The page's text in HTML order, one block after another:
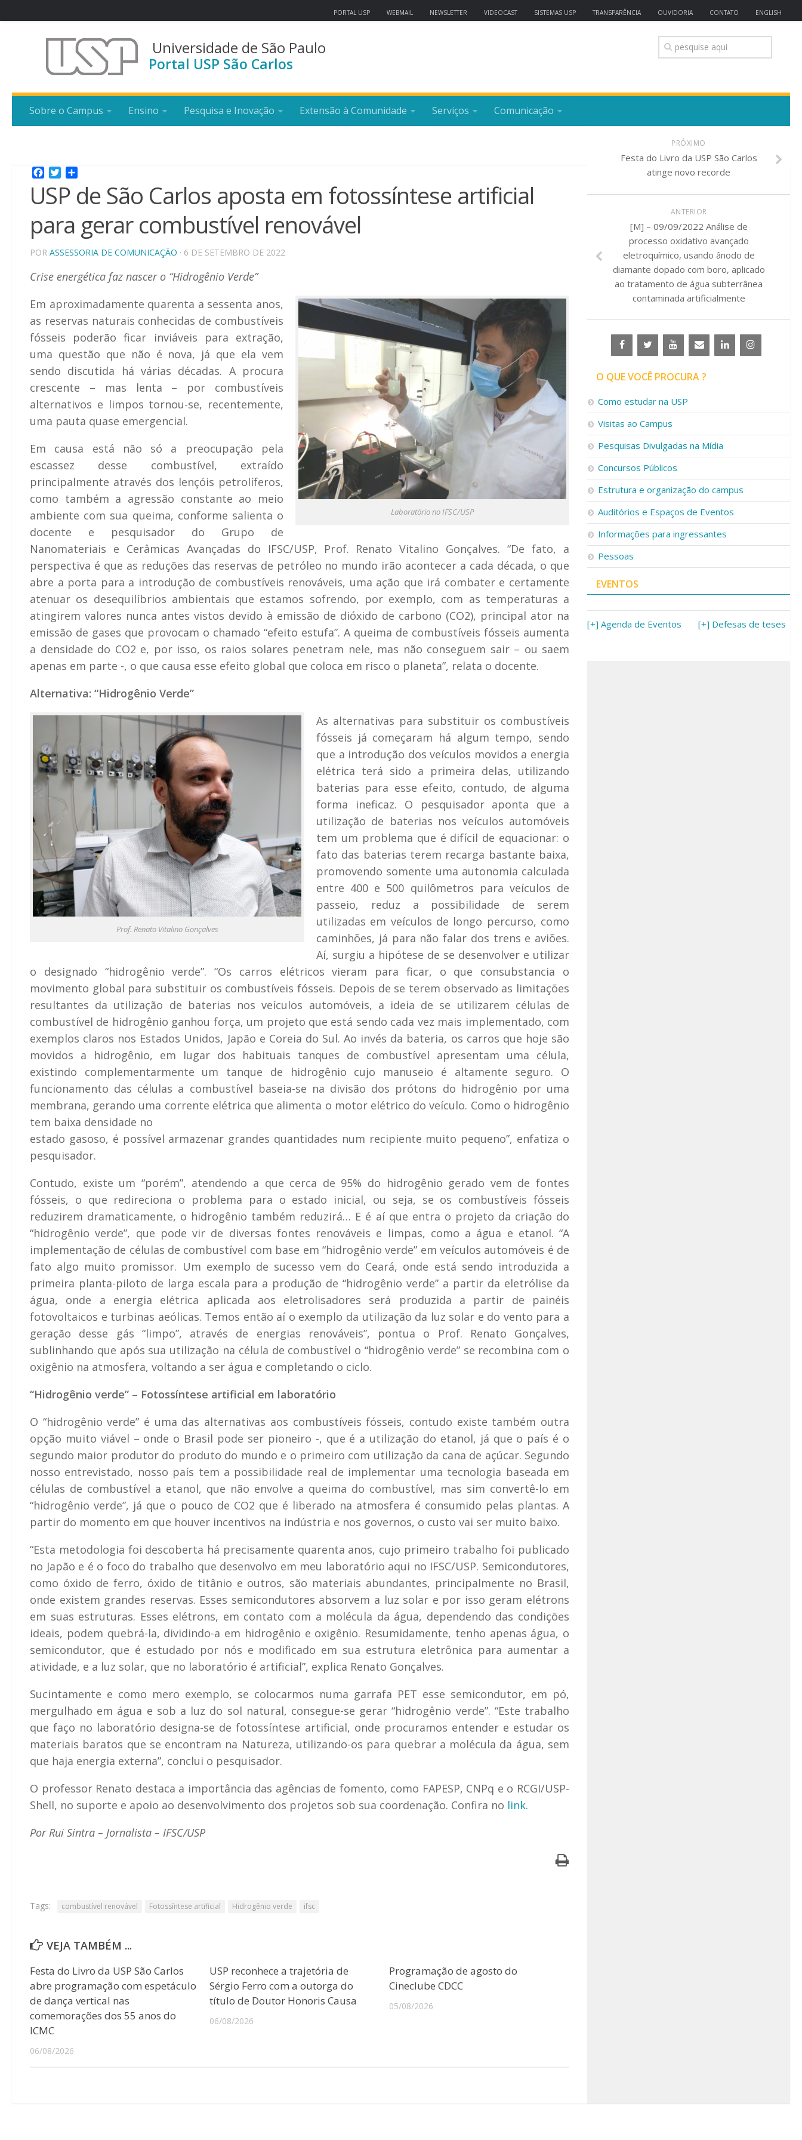
PORTAL USP WEBMAIL NEWSLETTER VIDEOCAST SISTEMAS USP TRANSPARÊNCIA OUVIDORIA CONTATO ENGLISH
Universidade de São Paulo
Portal USP São Carlos
Sobre o Campus Ensino Pesquisa e Inovação Extensão à Comunidade Serviços Comunicação
Facebook
Twitter
USP de São Carlos aposta em fotossíntese artificial
para gerar combustível renovável
POR ASSESSORIA DE COMUNICAÇÃO · 6 DE SETEMBRO DE 2022
Crise energética faz nascer o “Hidrogênio Verde”
Laboratório no IFSC/USP
Em aproximadamente quarenta a sessenta anos,
as reservas naturais conhecidas de combustíveis
fósseis poderão ficar inviáveis para extração,
uma questão que não é nova, já que ela vem
sendo discutida há várias décadas. A procura
crescente – mas lenta – por combustíveis
alternativos e limpos tornou-se, recentemente,
uma pauta quase emergencial.
Em causa está não só a preocupação pela
escassez desse combustível, extraído
principalmente através dos lençóis petrolíferos,
como também a agressão constante ao meio
ambiente com sua queima, conforme salienta o
docente e pesquisador do Grupo de
Nanomateriais e Cerâmicas Avançadas do IFSC/USP, Prof. Renato Vitalino Gonçalves. “De fato, a
perspectiva é que as reduções das reservas de petróleo no mundo irão acontecer a cada década, o que
abre a porta para a introdução de combustíveis renováveis, uma ação que irá combater e certamente
atenuar os desequilíbrios ambientais que estamos sofrendo, por exemplo, com as temperaturas a
atingirem valores nunca antes vistos devido à emissão de dióxido de carbono (CO2), principal ator na
emissão de gases que provocam o chamado “efeito estufa”. A queima de combustíveis fósseis aumenta
a densidade do CO2 e, por isso, os raios solares penetram nele, mas não conseguem sair – ou saem
apenas em parte -, o que causa esse efeito global que coloca em risco o planeta”, relata o docente.
Alternativa: “Hidrogênio Verde”
Prof. Renato Vitalino Gonçalves
As alternativas para substituir os combustíveis
fósseis já começaram há algum tempo, sendo
que a introdução dos veículos movidos a energia
elétrica terá sido a primeira delas, utilizando
baterias para esse efeito, contudo, de alguma
forma ineficaz. O pesquisador aponta que a
utilização de baterias nos veículos automóveis
tem um problema que é difícil de equacionar: o
fato das baterias terem recarga bastante baixa,
promovendo somente uma autonomia calculada
entre 400 e 500 quilômetros para veículos de
passeio, reduz a possibilidade de serem
utilizadas em veículos de longo percurso, como
caminhões, já para não falar dos trens e aviões.
Aí, surgiu a hipótese de se desenvolver e utilizar
o designado “hidrogênio verde”. “Os carros elétricos vieram para ficar, o que consubstancia o
movimento global para substituir os combustíveis fósseis. Depois de se terem observado as limitações
resultantes da utilização de baterias nos veículos automóveis, a ideia de se utilizarem células de
combustível de hidrogênio ganhou força, um projeto que está sendo cada vez mais implementado, com
exemplos claros nos Estados Unidos, Japão e Coreia do Sul. Ao invés da bateria, os carros que hoje são
movidos a hidrogênio, em lugar dos habituais tanques de combustível apresentam uma célula,
existindo complementarmente um tanque de hidrogênio cujo manuseio é altamente seguro. O
funcionamento das células a combustível baseia-se na divisão dos prótons do hidrogênio por uma
membrana, gerando uma corrente elétrica que alimenta o motor elétrico do veículo. Como o hidrogênio
tem baixa densidade no
estado gasoso, é possível armazenar grandes quantidades num recipiente muito pequeno”, enfatiza o
pesquisador.
Contudo, existe um “porém”, atendendo a que cerca de 95% do hidrogênio gerado vem de fontes
fósseis, o que redireciona o problema para o estado inicial, ou seja, se os combustíveis fósseis
reduzirem dramaticamente, o hidrogênio também reduzirá… E é aí que entra o projeto da criação do
“hidrogênio verde”, que pode vir de diversas fontes renováveis e limpas, como a água e etanol. “A
implementação de células de combustível com base em “hidrogênio verde” em veículos automóveis é de
fato algo muito promissor. Um exemplo de sucesso vem do Ceará, onde está sendo introduzida a
primeira planta-piloto de larga escala para a produção de “hidrogênio verde” a partir da eletrólise da
água, onde a energia elétrica aplicada aos eletrolisadores será produzida a partir de painéis
fotovoltaicos e turbinas aeólicas. Temos então aí o exemplo da utilização da luz solar e do vento para a
geração desse gás “limpo”, através de energias renováveis”, pontua o Prof. Renato Gonçalves,
sublinhando que após sua utilização na célula de combustível o “hidrogênio verde” se recombina com o
oxigênio na atmosfera, voltando a ser água e completando o ciclo.
“Hidrogênio verde” – Fotossíntese artificial em laboratório
O “hidrogênio verde” é uma das alternativas aos combustíveis fósseis, contudo existe também outra
opção muito viável – onde o Brasil pode ser pioneiro -, que é a utilização do etanol, já que o país é o
segundo maior produtor do produto do mundo e o primeiro com utilização da cana de açúcar. Segundo
nosso entrevistado, nosso país tem a possibilidade real de implementar uma tecnologia baseada em
células de combustível a etanol, que não envolve a queima do combustível, mas sim convertê-lo em
“hidrogênio verde”, já que o pouco de CO2 que é liberado na atmosfera é consumido pelas plantas. A
partir do momento em que houver incentivos na indústria e nos governos, o custo vai ser muito baixo.
“Esta metodologia foi descoberta há precisamente quarenta anos, cujo primeiro trabalho foi publicado
no Japão e é o foco do trabalho que desenvolvo em meu laboratório aqui no IFSC/USP. Semicondutores,
como óxido de ferro, óxido de titânio e outros, são materiais abundantes, principalmente no Brasil,
onde existem grandes reservas. Esses semicondutores absorvem a luz solar e por isso geram elétrons
em suas estruturas. Esses elétrons, em contato com a molécula da água, dependendo das condições
ideais, podem quebrá-la, dividindo-a em hidrogênio e oxigênio. Resumidamente, tenho apenas água, o
semicondutor, que é estudado por nós e modificado em sua estrutura eletrônica para aumentar a
atividade, e a luz solar, que no laboratório é artificial”, explica Renato Gonçalves.
Sucintamente e como mero exemplo, se colocarmos numa garrafa PET esse semicondutor, em pó,
mergulhado em água e sob a luz do sol natural, consegue-se gerar “hidrogênio verde”. “Este trabalho
que faço no laboratório designa-se de fotossíntese artificial, onde procuramos entender e estudar os
materiais baratos que se encontram na Natureza, utilizando-os para quebrar a molécula da água, sem
que haja energia externa”, conclui o pesquisador.
O professor Renato destaca a importância das agências de fomento, como FAPESP, CNPq e o RCGI/USP-
Shell, no suporte e apoio ao desenvolvimento dos projetos sob sua coordenação. Confira no link.
Por Rui Sintra – Jornalista – IFSC/USP
Tags: combustível renovável Fotossíntese artificial Hidrogênio verde ifsc
VEJA TAMBÉM ...
Festa do Livro da USP São Carlos
abre programação com espetáculo
de dança vertical nas
comemorações dos 55 anos do
ICMC
06/08/2026
USP reconhece a trajetória de
Sérgio Ferro com a outorga do
título de Doutor Honoris Causa
06/08/2026
Programação de agosto do
Cineclube CDCC
05/08/2026
PRÓXIMO
Festa do Livro da USP São Carlos
atinge novo recorde
ANTERIOR
[M] – 09/09/2022 Análise de
processo oxidativo avançado
eletroquímico, usando ânodo de
diamante dopado com boro, aplicado
ao tratamento de água subterrânea
contaminada artificialmente
O QUE VOCÊ PROCURA ?
Como estudar na USP
Visitas ao Campus
Pesquisas Divulgadas na Mídia
Concursos Públicos
Estrutura e organização do campus
Auditórios e Espaços de Eventos
Informações para ingressantes
Pessoas
EVENTOS
[+] Agenda de Eventos [+] Defesas de teses